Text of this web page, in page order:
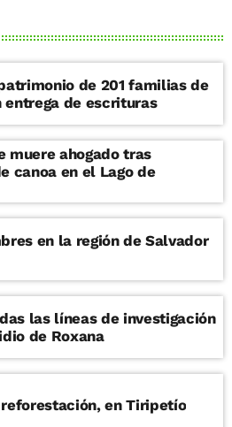
de 201 familias de
entrega de escrituras
muere ahogado tras
canoa en el Lago de
en la región de Salvador
las líneas de investigación
de Roxana
en Tiripetío